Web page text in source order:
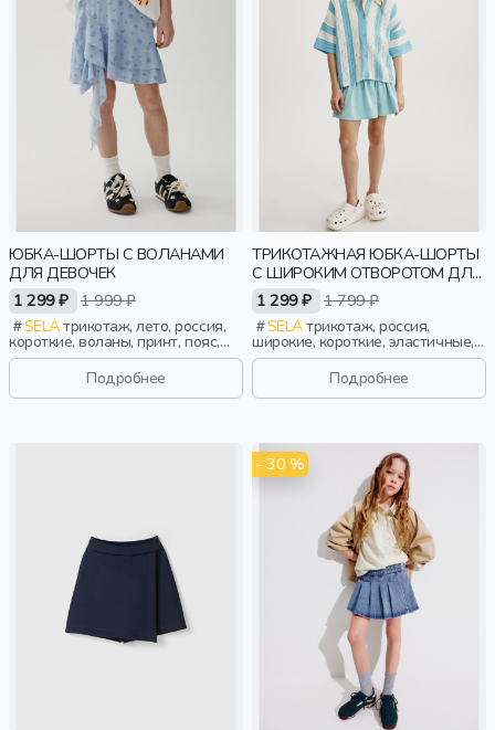
ЮБКА-ШОРТЫ С ВОЛАНАМИ
ДЛЯ ДЕВОЧЕК
1 299 ₽ 1 999 ₽
SELAтрикотаж, лето, россия,
короткие, воланы, принт, пояс,
эластичные, девочки, дети
Подробнее
ТРИКОТАЖНАЯ ЮБКА-ШОРТЫ
С ШИРОКИМ ОТВОРОТОМ ДЛЯ
ДЕВОЧЕК
1 299 ₽ 1 799 ₽
SELAтрикотаж, россия,
широкие, короткие, эластичные,
отворот, девочки, дети
Подробнее
- 30 %